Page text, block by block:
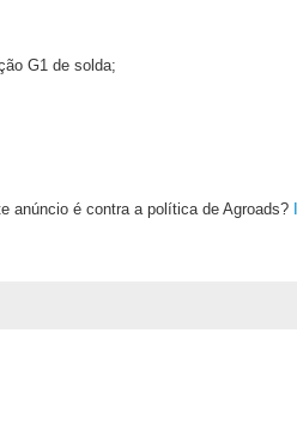
G1 de solda;
anúncio é contra a política de Agroads?